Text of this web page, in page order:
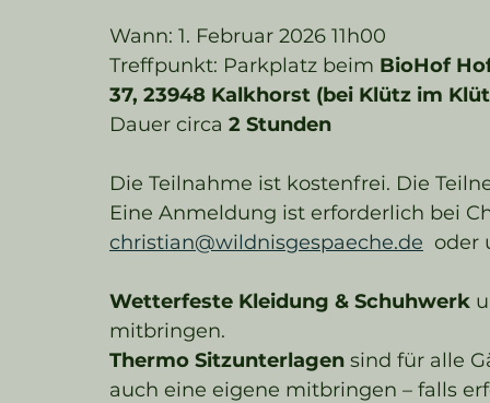
Wann: 1. Februar 2026 11h00
Treffpunkt: Parkplatz beim BioHof
37, 23948 Kalkhorst (bei Klütz im
Dauer circa 2 Stunden
Die Teilnahme ist kostenfrei. Die
Eine Anmeldung ist erforderlich bei
christian@wildnisgespaeche.de oder
Wetterfeste Kleidung & Schuhwerk
mitbringen.
Thermo Sitzunterlagen sind für alle
auch eine eigene mitbringen – falls